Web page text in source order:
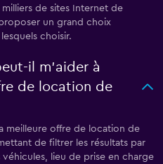
de sites Internet de
un grand choix
choisir.
il m’aider à
de location de
meilleure offre de location de
de filtrer les résultats par
lieu de prise en charge